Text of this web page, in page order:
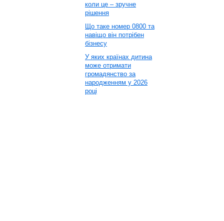
коли це – зручне
рішення
Що таке номер 0800 та
навіщо він потрібен
бізнесу
У яких країнах дитина
може отримати
громадянство за
народженням у 2026
році